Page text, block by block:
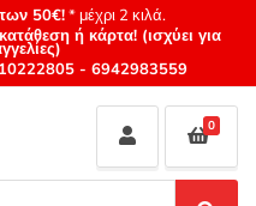
50€!* μέχρι 2 κιλά.
ή κάρτα! (ισχύει για
- 6942983559
0